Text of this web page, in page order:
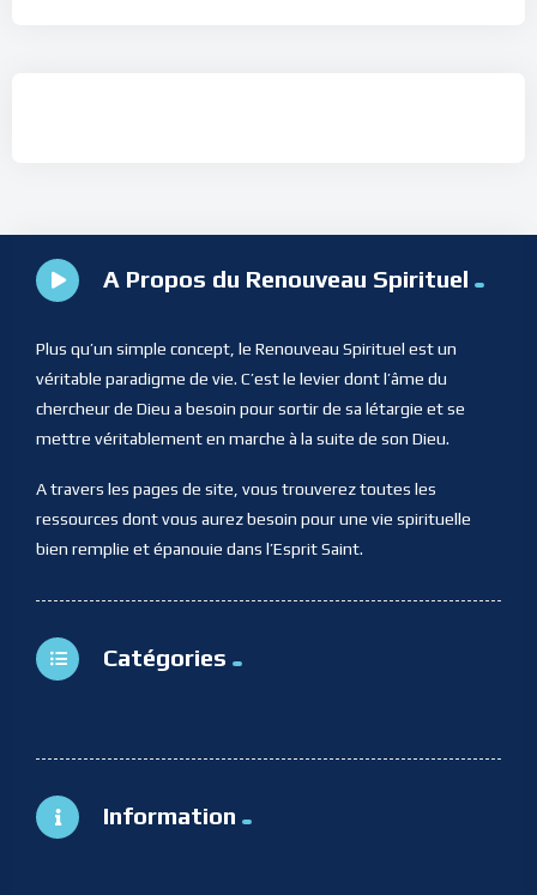
A Propos du Renouveau Spirituel
Plus qu’un simple concept, le Renouveau Spirituel est un
véritable paradigme de vie. C’est le levier dont l’âme du
chercheur de Dieu a besoin pour sortir de sa létargie et se
mettre véritablement en marche à la suite de son Dieu.
A travers les pages de site, vous trouverez toutes les
ressources dont vous aurez besoin pour une vie spirituelle
bien remplie et épanouie dans l’Esprit Saint.
Catégories
Information